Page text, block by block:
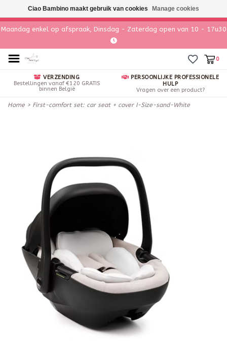
Maandag enkel op afspraak, Dinsdag - Zaterdag open van 10 - 17u30
0
VERZENDING
Bestellingen vanaf €120 GRATIS
binnen België
PERSOONLIJKE PROFESSIONELE
HULP
Vragen over een product?
Home > First-comfort set: car seat + cover I-Size-sand-White
Ciao Bambino maakt gebruik van cookies Manage cookies